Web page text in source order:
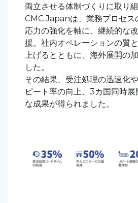
両立させる体制づくりに取り
CMC Japanは、業務プロセ
応力の強化を軸に、継続的な
援。社内オペレーションの質
上げるとともに、海外展開の
した。
その結果、受注処理の迅速化
ピート率の向上、 3カ国同時
な成果が得られました。